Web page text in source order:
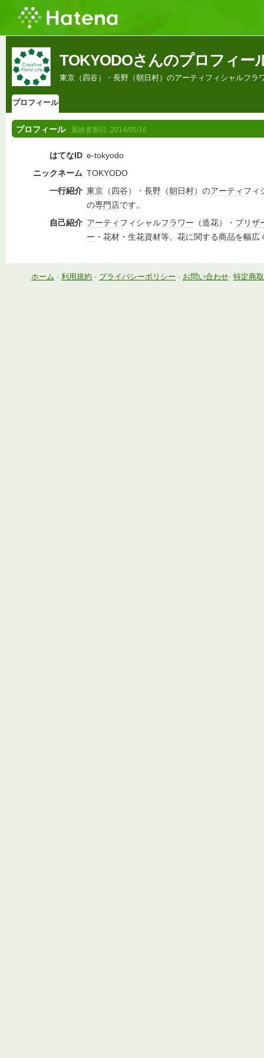
TOKYODOさんのプロフィー
東京（四谷）・長野（朝日村）のアーティフィシャルフラ
プロフィール
プロフィール 最終更新日: 2014/05/16
はてなID e-tokyodo
ニックネーム TOKYODO
一行紹介 東京 （四谷）・ 長野 （朝日村）のアーティ フィ
の専門店です。
自己紹介 アーティ フィシャルフラワー （造花）・ プリザ
ー ・花材・生花資材等、花に関する商品を幅広
ホーム - 利用規約 - プライバシーポリシー - お問い合わせ- 特定商